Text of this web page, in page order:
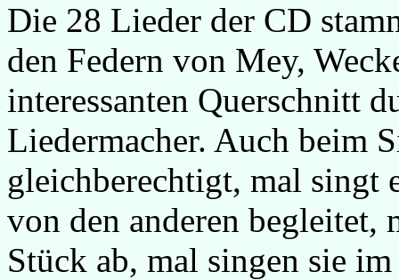
Die 28 Lieder der CD
den Federn von Mey,
interessanten Querschnitt
Liedermacher. Auch beim
gleichberechtigt, mal singt
von den anderen begleitet,
Stück ab, mal singen sie